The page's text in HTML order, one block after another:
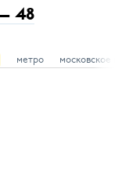
48
метро московское